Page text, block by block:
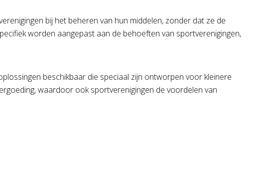
bij het beheren van hun middelen, zonder dat ze de
worden aangepast aan de behoeften van sportverenigingen,
beschikbaar die speciaal zijn ontworpen voor kleinere
waardoor ook sportverenigingen de voordelen van